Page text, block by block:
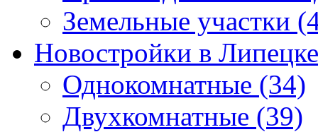
Земельные участки
Новостройки в Липецке
Однокомнатные (34)
Двухкомнатные (39)